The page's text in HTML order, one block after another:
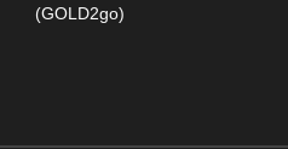
(GOLD2go)